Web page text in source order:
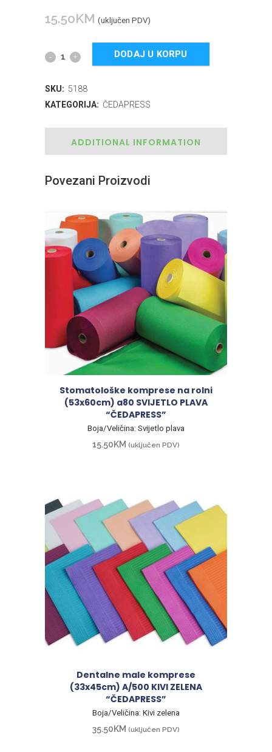
15.50KM (uključen PDV)
DODAJ U KORPU
SKU: 5188
KATEGORIJA: ČEDAPRESS
ADDITIONAL INFORMATION
Povezani Proizvodi
Stomatološke komprese na rolni
(53x60cm) a80 SVIJETLO PLAVA
“ČEDAPRESS”
Boja/Veličina: Svijetlo plava
15.50KM (uključen PDV)
Dentalne male komprese
(33x45cm) A/500 KIVI ZELENA
“ČEDAPRESS”
Boja/Veličina: Kivi zelena
35.50KM (uključen PDV)